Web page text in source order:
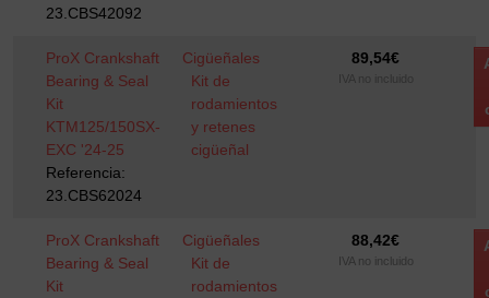
23.CBS42092
ProX Crankshaft
Bearing & Seal
Kit
KTM125/150SX-
EXC '24-25
Referencia:
23.CBS62024
Cigüeñales
Kit de
rodamientos
y retenes
cigüeñal
89,54€
IVA no incluido
ProX Crankshaft
Bearing & Seal
Kit
Cigüeñales
Kit de
rodamientos
88,42€
IVA no incluido